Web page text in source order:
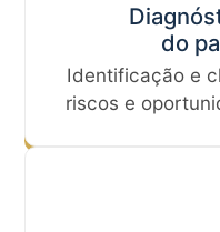
do
Identificação e
riscos e